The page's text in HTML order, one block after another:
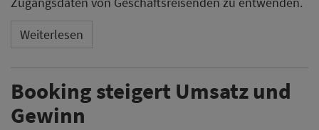
Weiterlesen
Booking steigert Umsatz und
Gewinn